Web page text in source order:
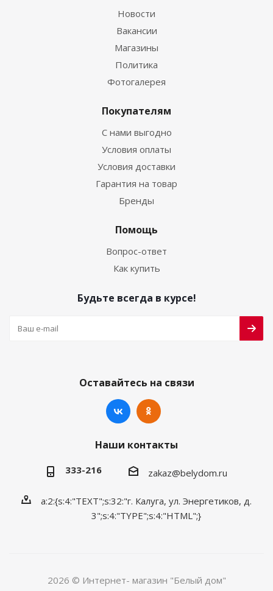
Новости
Вакансии
Магазины
Политика
Фотогалерея
Покупателям
С нами выгодно
Условия оплаты
Условия доставки
Гарантия на товар
Бренды
Помощь
Вопрос-ответ
Как купить
Будьте всегда в курсе!
Оставайтесь на связи
Наши контакты
333-216 zakaz@belydom.ru
a:2:{s:4:"TEXT";s:32:"г. Калуга, ул. Энергетиков, д.
3";s:4:"TYPE";s:4:"HTML";}
2026 © Интернет- магазин "Белый дом"